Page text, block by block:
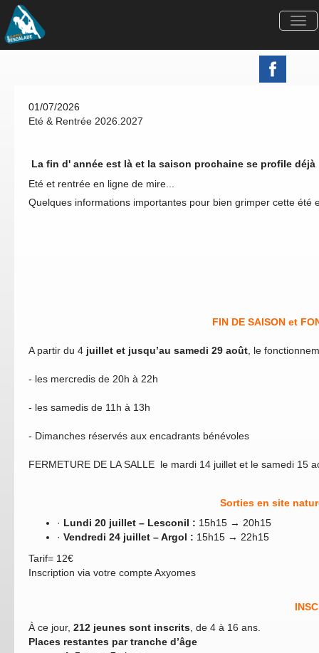
01/07/2026
Eté & Rentrée 2026.2027
La fin d' année est là et la saison prochaine se profile déjà
Eté et rentrée en ligne de mire...
Quelques informations importantes pour bien grimper cette été
FIN DE SAISON et
A partir du 4 juillet et jusqu’au samedi 29 août , le
- les mercredis de 20h à 22h
- les samedis de 11h à 13h
- Dimanches réservés aux encadrants bénévoles
FERMETURE DE LA SALLE le mardi 14 juillet et le samedi 15
Sorties en site
· Lundi 20 juillet – Lesconil : 15h15 → 20h15
· Vendredi 24 juillet – Argol : 15h15 → 22h15
Tarif= 12€
Inscription via votre compte Axyomes
À ce jour, 212 jeunes sont inscrits , de 4 à 16 ans.
Places restantes par tranche d’âge